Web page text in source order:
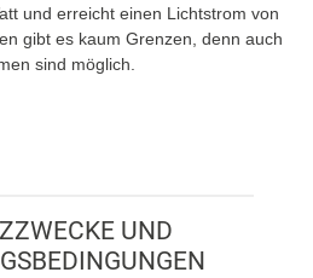
und erreicht einen Lichtstrom von
gibt es kaum Grenzen, denn auch
sind möglich.
UND